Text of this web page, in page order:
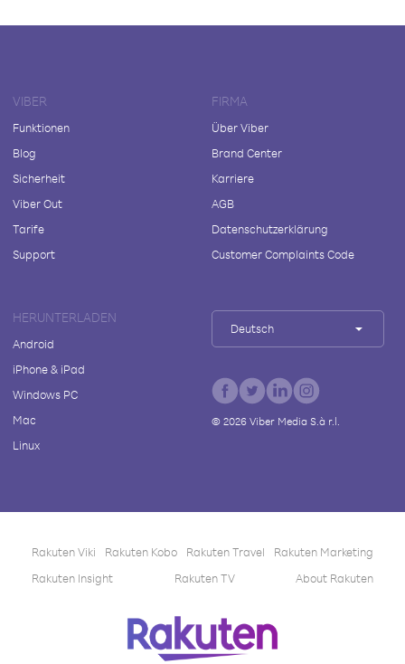
VIBER
Funktionen
Blog
Sicherheit
Viber Out
Tarife
Support
FIRMA
Über Viber
Brand Center
Karriere
AGB
Datenschutzerklärung
Customer Complaints Code
HERUNTERLADEN
Android
iPhone & iPad
Windows PC
Mac
Linux
Deutsch
© 2026Viber Media S.à r.l.
Rakuten Viki Rakuten Kobo Rakuten Travel
Rakuten Marketing
Rakuten Insight
Rakuten TV About Rakuten